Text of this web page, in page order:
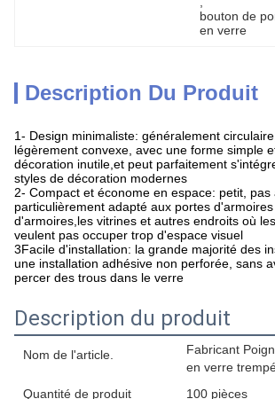
bouton de
en verre
Description Du Produit
1- Design minimaliste: généralement
légèrement convexe, avec une forme simple
décoration inutile,et peut parfaitement
styles de décoration modernes
2- Compact et économe en espace: petit, pas
particulièrement adapté aux portes
d'armoires,les vitrines et autres endroits où
veulent pas occuper trop d'espace visuel
3Facile d'installation: la grande majorité des
une installation adhésive non perforée, sans
percer des trous dans le verre
Description du produit
Nom de l'article.
Fabricant
en verre
Quantité de produit
100 pièces